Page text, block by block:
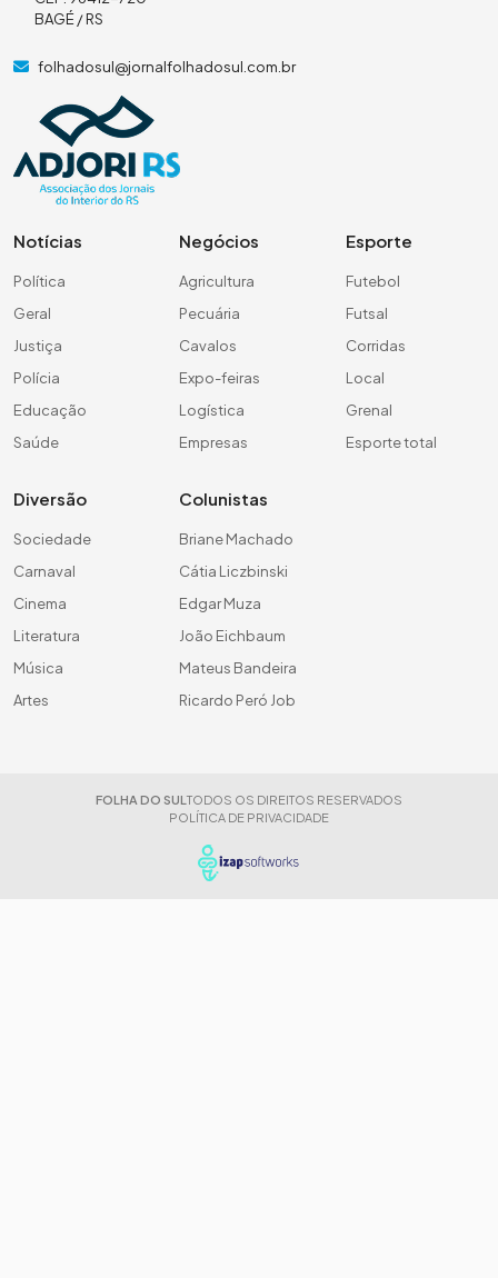
BAGÉ / RS
folhadosul@jornalfolhadosul.com.br
Notícias
Política
Geral
Justiça
Polícia
Educação
Saúde
Negócios
Agricultura
Pecuária
Cavalos
Expo-feiras
Logística
Empresas
Esporte
Futebol
Futsal
Corridas
Local
Grenal
Esporte total
Diversão
Sociedade
Carnaval
Cinema
Literatura
Música
Artes
Colunistas
Briane Machado
Cátia Liczbinski
Edgar Muza
João Eichbaum
Mateus Bandeira
Ricardo Peró Job
FOLHA DO SUL TODOS OS DIREITOS RESERVADOS
POLÍTICA DE PRIVACIDADE